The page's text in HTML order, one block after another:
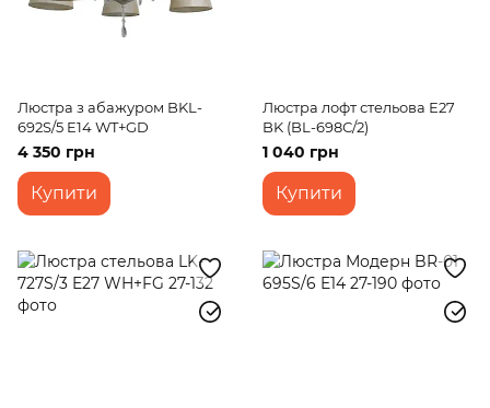
Люстра з абажуром BKL-
692S/5 E14 WT+GD
4 350 грн
Купити
Люстра лофт стельова Е27
BK (BL-698С/2)
1 040 грн
Купити